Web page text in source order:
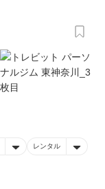
レンタル